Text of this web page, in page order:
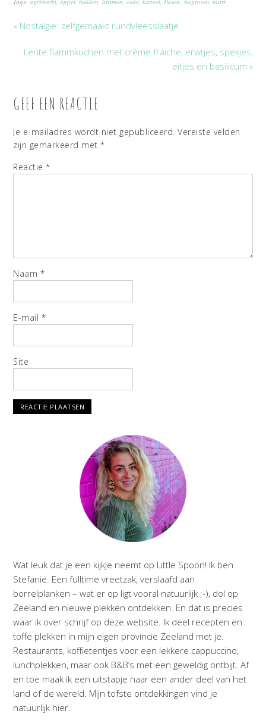
« Nostalgie: zelfgemaakt rundvleesslaatje
Lente flammkuchen met crème fraiche, erwtjes, spekjes,
eitjes en basilicum »
GEEF EEN REACTIE
Je e-mailadres wordt niet gepubliceerd. Vereiste velden
zijn gemarkeerd met*
Reactie*
Naam *
E-mail *
Site
Wat leuk dat je een kijkje neemt op Little Spoon! Ik ben
Stefanie. Een fulltime vreetzak, verslaafd aan
borrelplanken – wat er op ligt vooral natuurlijk ;-), dol op
Zeeland en nieuwe plekken ontdekken. En dat is precies
waar ik over schrijf op deze website. Ik deel recepten en
toffe plekken in mijn eigen provincie Zeeland met je.
Restaurants, koffietentjes voor een lekkere cappuccino,
lunchplekken, maar ook B&B’s met een geweldig ontbijt. Af
en toe maak ik een uitstapje naar een ander deel van het
land of de wereld. Mijn tofste ontdekkingen vind je
natuurlijk hier.